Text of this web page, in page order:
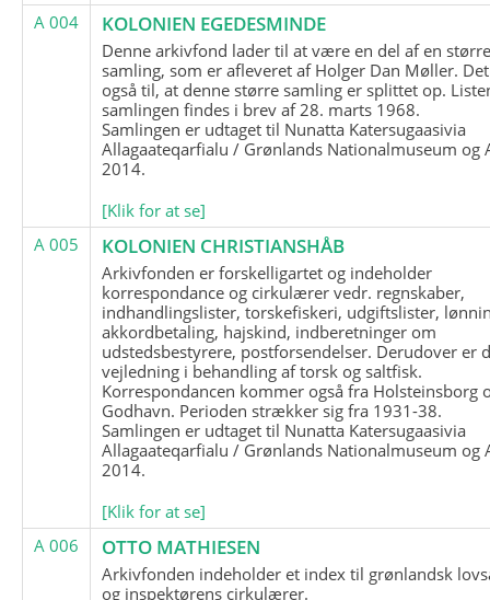
A 004
KOLONIEN EGEDESMINDE
Denne arkivfond lader til at være en del af en
samling, som er afleveret af Holger Dan Møller.
også til, at denne større samling er splittet op.
samlingen findes i brev af 28. marts 1968.
Samlingen er udtaget til Nunatta Katersugaasivia
Allagaateqarfialu / Grønlands Nationalmuseum og
2014.
[Klik for at se]
A 005
KOLONIEN CHRISTIANSHÅB
Arkivfonden er forskelligartet og indeholder
korrespondance og cirkulærer vedr. regnskaber,
indhandlingslister, torskefiskeri, udgiftslister,
akkordbetaling, hajskind, indberetninger om
udstedsbestyrere, postforsendelser. Derudover er
vejledning i behandling af torsk og saltfisk.
Korrespondancen kommer også fra Holsteinsborg
Godhavn. Perioden strækker sig fra 1931-38.
Samlingen er udtaget til Nunatta Katersugaasivia
Allagaateqarfialu / Grønlands Nationalmuseum og
2014.
[Klik for at se]
A 006
OTTO MATHIESEN
Arkivfonden indeholder et index til grønlandsk
og inspektørens cirkulærer.